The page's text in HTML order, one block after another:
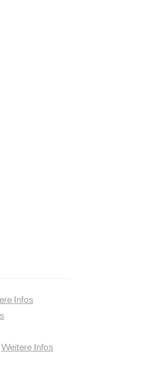
Infos
Weitere Infos